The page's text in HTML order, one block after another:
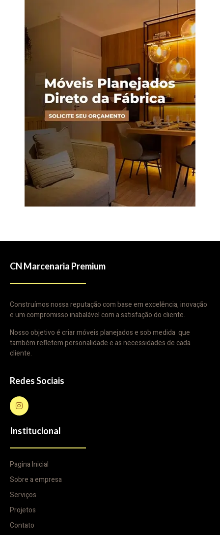
CN Marcenaria Premium
Construímos nossa reputação com base em excelência, inovação
e um compromisso inabalável com a satisfação do cliente.
Nosso objetivo é criar móveis planejados e sob medida que
também refletem personalidade e as necessidades de cada
cliente.
Redes Sociais
Institucional
Pagina Inicial
Sobre a empresa
Serviços
Projetos
Contato